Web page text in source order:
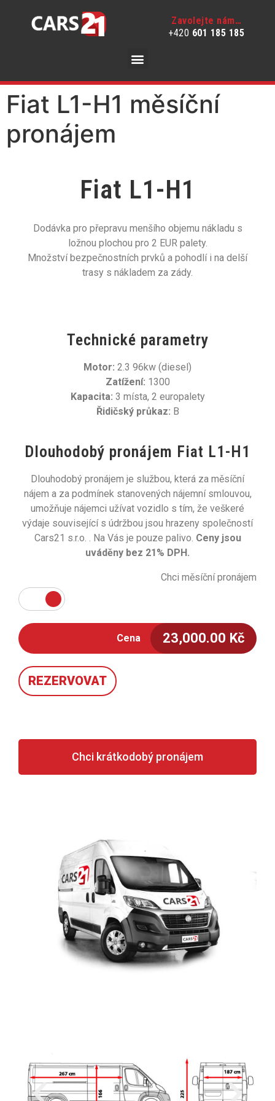
Zavolejte nám…
+420 601 185 185
Fiat L1-H1 měsíční
pronájem
Fiat L1-H1
Dodávka pro přepravu menšího objemu nákladu s
ložnou plochou pro 2 EUR palety.
Množství bezpečnostních prvků a pohodlí i na delší
trasy s nákladem za zády.
Technické parametry
Motor: 2.3 96kw (diesel)
Zatížení: 1300
Kapacita: 3 místa, 2 europalety
Řidičský průkaz: B
Dlouhodobý pronájem Fiat L1-H1
Dlouhodobý pronájem je službou, která za měsíční
nájem a za podmínek stanovených nájemní smlouvou,
umožňuje nájemci užívat vozidlo s tím, že veškeré
výdaje související s údržbou jsou hrazeny společností
Cars21 s.r.o. . Na Vás je pouze palivo. Ceny jsou
uváděny bez 21% DPH.
Chci měsíční pronájem
Cena 23,000.00 Kč
REZERVOVAT
Chci krátkodobý pronájem